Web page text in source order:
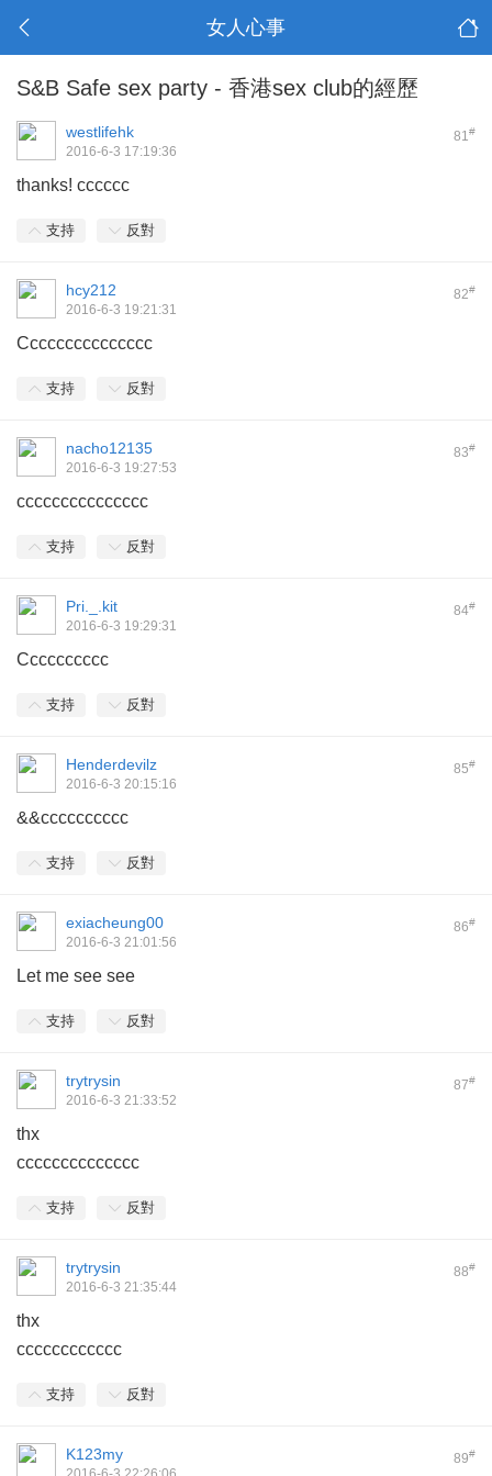
女人心事
S&B Safe sex party - 香港sex club的經歷
81#
westlifehk
2016-6-3 17:19:36
thanks! cccccc
支持 反對
82#
hcy212
2016-6-3 19:21:31
Ccccccccccccccc
支持 反對
83#
nacho12135
2016-6-3 19:27:53
ccccccccccccccc
支持 反對
84#
Pri._.kit
2016-6-3 19:29:31
Cccccccccc
支持 反對
85#
Henderdevilz
2016-6-3 20:15:16
&&cccccccccc
支持 反對
86#
exiacheung00
2016-6-3 21:01:56
Let me see see
支持 反對
87#
trytrysin
2016-6-3 21:33:52
thx
cccccccccccccc
支持 反對
88#
trytrysin
2016-6-3 21:35:44
thx
cccccccccccc
支持 反對
89#
K123my